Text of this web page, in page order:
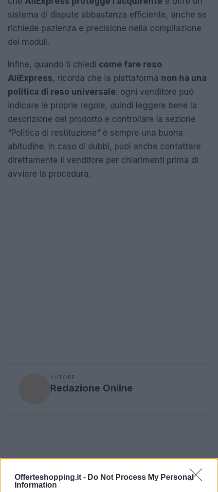
Offerteshopping.it - Do Not Process My Personal
Information
sistema di dispute abbastanza efficiente, anche se
richiede pazienza e precisione nella compilazione
dei moduli.
Infine, quando ti chiedi come fare reso
AliExpress, ricorda che la piattaforma non ha una
politica di reso universale: ogni venditore può
indicare le proprie regole, quindi leggere bene la
descrizione del prodotto e controllare la sezione
“Politica di restituzione” è sempre una buona
abitudine. In caso di dubbi, puoi anche contattare
direttamente il venditore per chiarimenti prima di
avviare la procedura.
AUTORE
Redazione Online